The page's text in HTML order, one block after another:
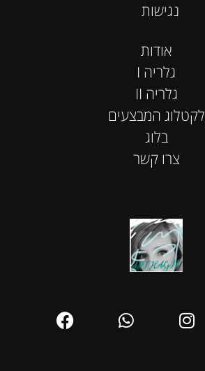
אודות
I גלריה
II גלריה
לקטלוג המבצעים
בלוג
צרו קשר
נגישות